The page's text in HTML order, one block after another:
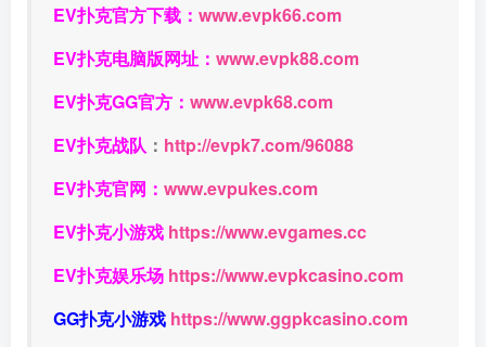
EV扑克官方下载： www.evpk66.com
EV扑克电脑版网址： www.evpk88.com
EV扑克GG官方： www.evpk68.com
EV扑克战队 ： http://evpk7.com/96088
EV扑克官网： www.evpukes.com
EV扑克小游戏 https://www.evgames.cc
EV扑克娱乐场 https://www.evpkcasino.com
GG扑克小游戏 https://www.ggpkcasino.com